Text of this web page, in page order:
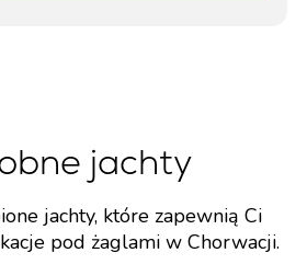
jachty
jachty, które zapewnią Ci
pod żaglami w Chorwacji.